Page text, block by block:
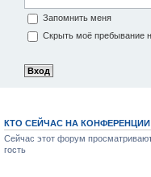
Запомнить меня
Скрыть моё пребывание
КТО СЕЙЧАС НА КОНФЕРЕНЦИИ
Сейчас этот форум
гость